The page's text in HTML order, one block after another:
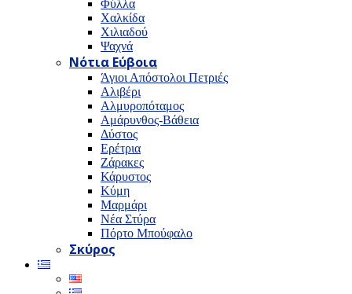
Φύλλα
Χαλκίδα
Χιλιαδού
Ψαχνά
Νότια Εύβοια
Άγιοι Απόστολοι Πετριές
Αλιβέρι
Αλμυροπόταμος
Αμάρυνθος-Βάθεια
Δύστος
Ερέτρια
Ζάρακες
Κάρυστος
Κύμη
Μαρμάρι
Νέα Στύρα
Πόρτο Μπούφαλο
Σκύρος